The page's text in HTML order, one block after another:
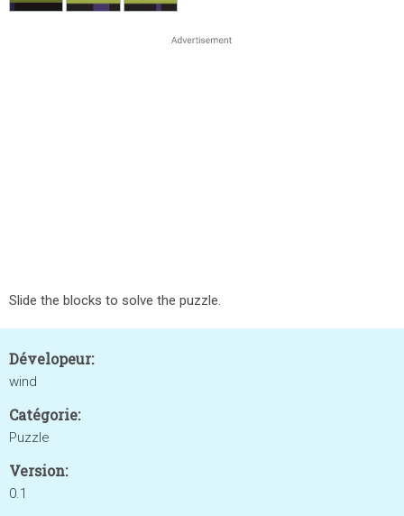
Slide the blocks to solve the puzzle.
Dévelopeur:
wind
Catégorie:
Puzzle
Version:
0.1